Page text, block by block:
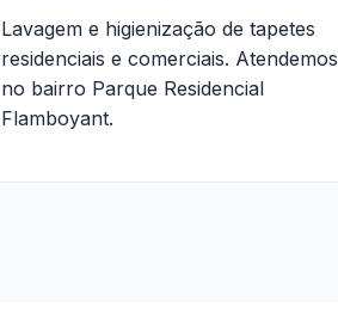
Lavagem e higienização de tapetes
residenciais e comerciais. Atendemos
no bairro Parque Residencial
Flamboyant.